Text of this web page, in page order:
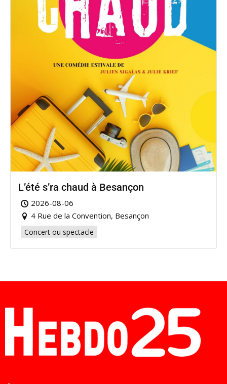
L’été s’ra chaud à Besançon
2026-08-06
4 Rue de la Convention, Besançon
Concert ou spectacle